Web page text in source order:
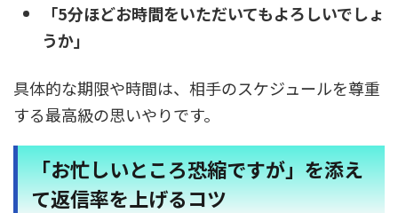
「5分ほどお時間をいただいてもよろしいでしょ
うか」
具体的な期限や時間は、相手のスケジュールを尊重
する最高級の思いやりです。
「お忙しいところ恐縮ですが」を添え
て返信率を上げるコツ